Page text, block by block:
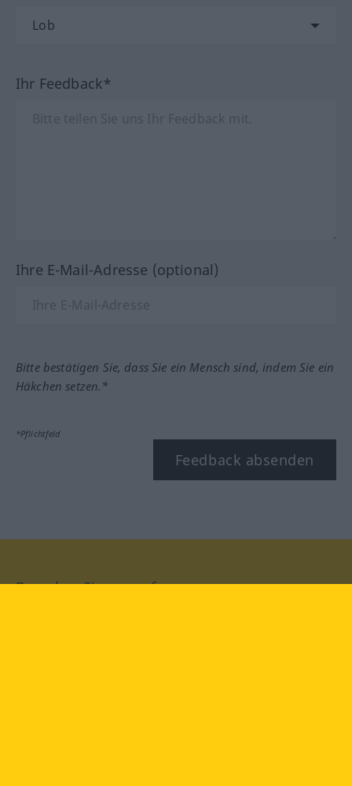
Ihr Feedback*
Ihre E-Mail-Adresse (optional)
Bitte bestätigen Sie, dass Sie ein Mensch sind, indem Sie ein
Häkchen setzen.*
*Pflichtfeld
Feedback absenden
Besuchen Sie uns auf: